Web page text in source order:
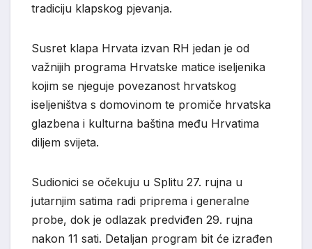
tradiciju klapskog pjevanja.
Susret klapa Hrvata izvan RH jedan je od
važnijih programa Hrvatske matice iseljenika
kojim se njeguje povezanost hrvatskog
iseljeništva s domovinom te promiče hrvatska
glazbena i kulturna baština među Hrvatima
diljem svijeta.
Sudionici se očekuju u Splitu 27. rujna u
jutarnjim satima radi priprema i generalne
probe, dok je odlazak predviđen 29. rujna
nakon 11 sati. Detaljan program bit će izrađen